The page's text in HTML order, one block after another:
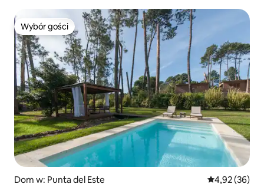
Wybór gości
Wybór gości
Dom w: Punta del Este Średnia
4,92 (36)